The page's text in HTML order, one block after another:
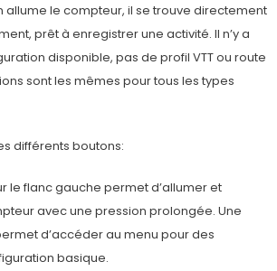
allume le compteur, il se trouve directement
prêt à enregistrer une activité. Il n’y a
disponible, pas de profil VTT ou route
sont les mêmes pour tous les types
différents boutons:
le flanc gauche permet d’allumer et
avec une pression prolongée. Une
d’accéder au menu pour des
basique.